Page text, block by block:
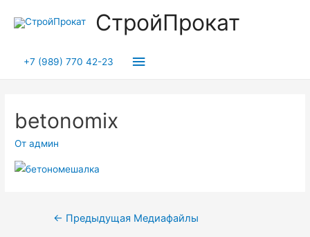
СтройПрокат
Главное
+7 (989) 770 42-23
betonomix
От админ
Навигация
← Предыдущая Медиафайлы